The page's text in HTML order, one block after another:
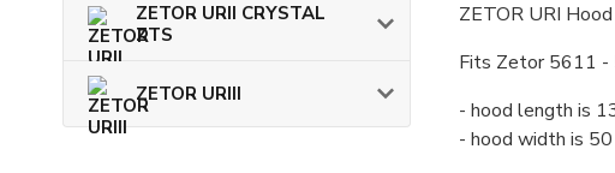
ZETOR URII CRYSTAL
ZTS
ZETOR URIII
ZETOR URI
Fits Zetor 5611
- hood length is
- hood width is 50